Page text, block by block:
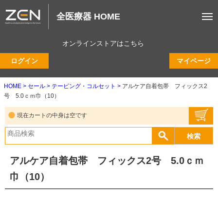
全医療器 HOME
オンラインストアはこちら
ログイン マイページ
HOME セール テーピング・コルセット
アルケア自着包帯 フィックス2
号 5.0ｃｍ巾（10）
現在カートの中身は空です
アルケア自着包帯 フィックス2号 5.0ｃｍ
巾（10）